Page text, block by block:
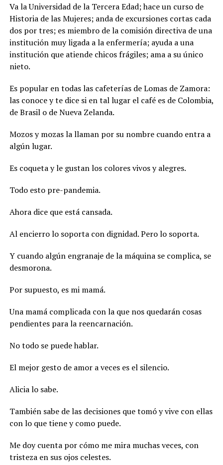
Va la Universidad de la Tercera Edad; hace un curso de
Historia de las Mujeres; anda de excursiones cortas cada
dos por tres; es miembro de la comisión directiva de una
institución muy ligada a la enfermería; ayuda a una
institución que atiende chicos frágiles; ama a su único
nieto.
Es popular en todas las cafeterías de Lomas de Zamora:
las conoce y te dice si en tal lugar el café es de Colombia,
de Brasil o de Nueva Zelanda.
Mozos y mozas la llaman por su nombre cuando entra a
algún lugar.
Es coqueta y le gustan los colores vivos y alegres.
Todo esto pre-pandemia.
Ahora dice que está cansada.
Al encierro lo soporta con dignidad. Pero lo soporta.
Y cuando algún engranaje de la máquina se complica, se
desmorona.
Por supuesto, es mi mamá.
Una mamá complicada con la que nos quedarán cosas
pendientes para la reencarnación.
No todo se puede hablar.
El mejor gesto de amor a veces es el silencio.
Alicia lo sabe.
También sabe de las decisiones que tomó y vive con ellas
con lo que tiene y como puede.
Me doy cuenta por cómo me mira muchas veces, con
tristeza en sus ojos celestes.